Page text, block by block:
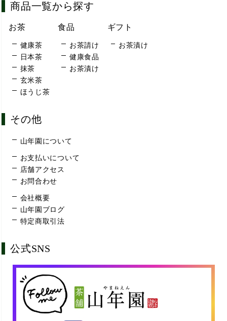
商品一覧から探す
お茶
健康茶
日本茶
抹茶
玄米茶
ほうじ茶
食品
お茶請け
健康食品
お茶漬け
ギフト
お茶漬け
その他
山年園について
お支払いについて
店舗アクセス
お問合わせ
会社概要
山年園ブログ
特定商取引法
公式SNS